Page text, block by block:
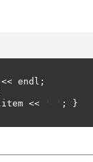
<< endl ;
item << ' ' ;
}